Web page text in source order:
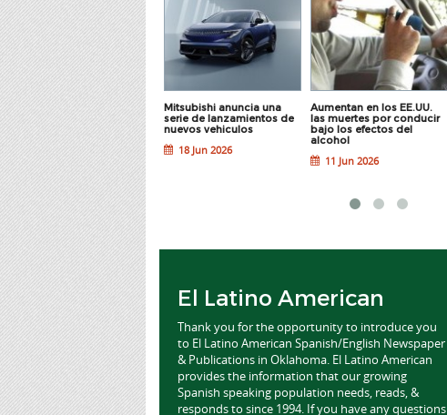
¿En qué país se fabrican
los autos más seguros del
mundo?
16 Jul 2026
Mitsubishi anuncia una
serie de lanzamientos de
nuevos vehiculos
18 Jun 2026
Aumentan en los EE.UU.
las muertes por conducir
bajo los efectos del
alcohol
11 Jun 2026
El Latino American
Thank you for the opportunity to introduce you
to El Latino American Spanish/English Newspaper
& Publications in Oklahoma. El Latino American
provides the information that our growing
Spanish speaking population needs, reads, &
responds to since 1994. If you have any questions